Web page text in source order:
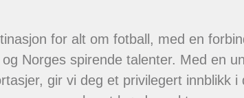
for alt om fotball, med en
Norges spirende talenter. Med en
gir vi deg et privilegert innblikk i